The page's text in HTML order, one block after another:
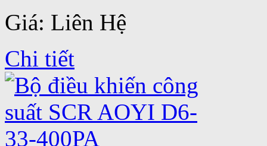
Giá: Liên Hệ
Chi tiết